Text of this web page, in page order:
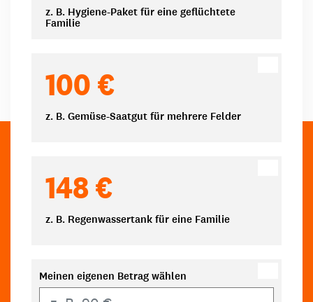
z. B. Hygiene-Paket für eine geflüchtete
Familie
100 €
z. B. Gemüse-Saatgut für mehrere Felder
148 €
z. B. Regenwassertank für eine Familie
Meinen eigenen Betrag wählen